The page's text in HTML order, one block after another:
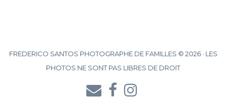
FREDERICO SANTOS PHOTOGRAPHE DE FAMILLES © 2026 · LES
PHOTOS NE SONT PAS LIBRES DE DROIT